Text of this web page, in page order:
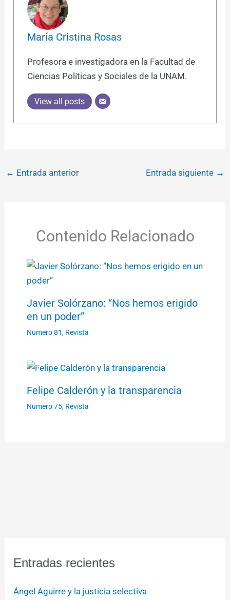
María Cristina Rosas
Profesora e investigadora en la Facultad de
Ciencias Políticas y Sociales de la UNAM.
View all posts
← Entrada anterior Entrada siguiente →
Contenido Relacionado
Javier Solórzano: “Nos hemos erigido
en un poder”
Numero 81, Revista
Felipe Calderón y la transparencia
Numero 75, Revista
Entradas recientes
Ángel Aguirre y la justicia selectiva